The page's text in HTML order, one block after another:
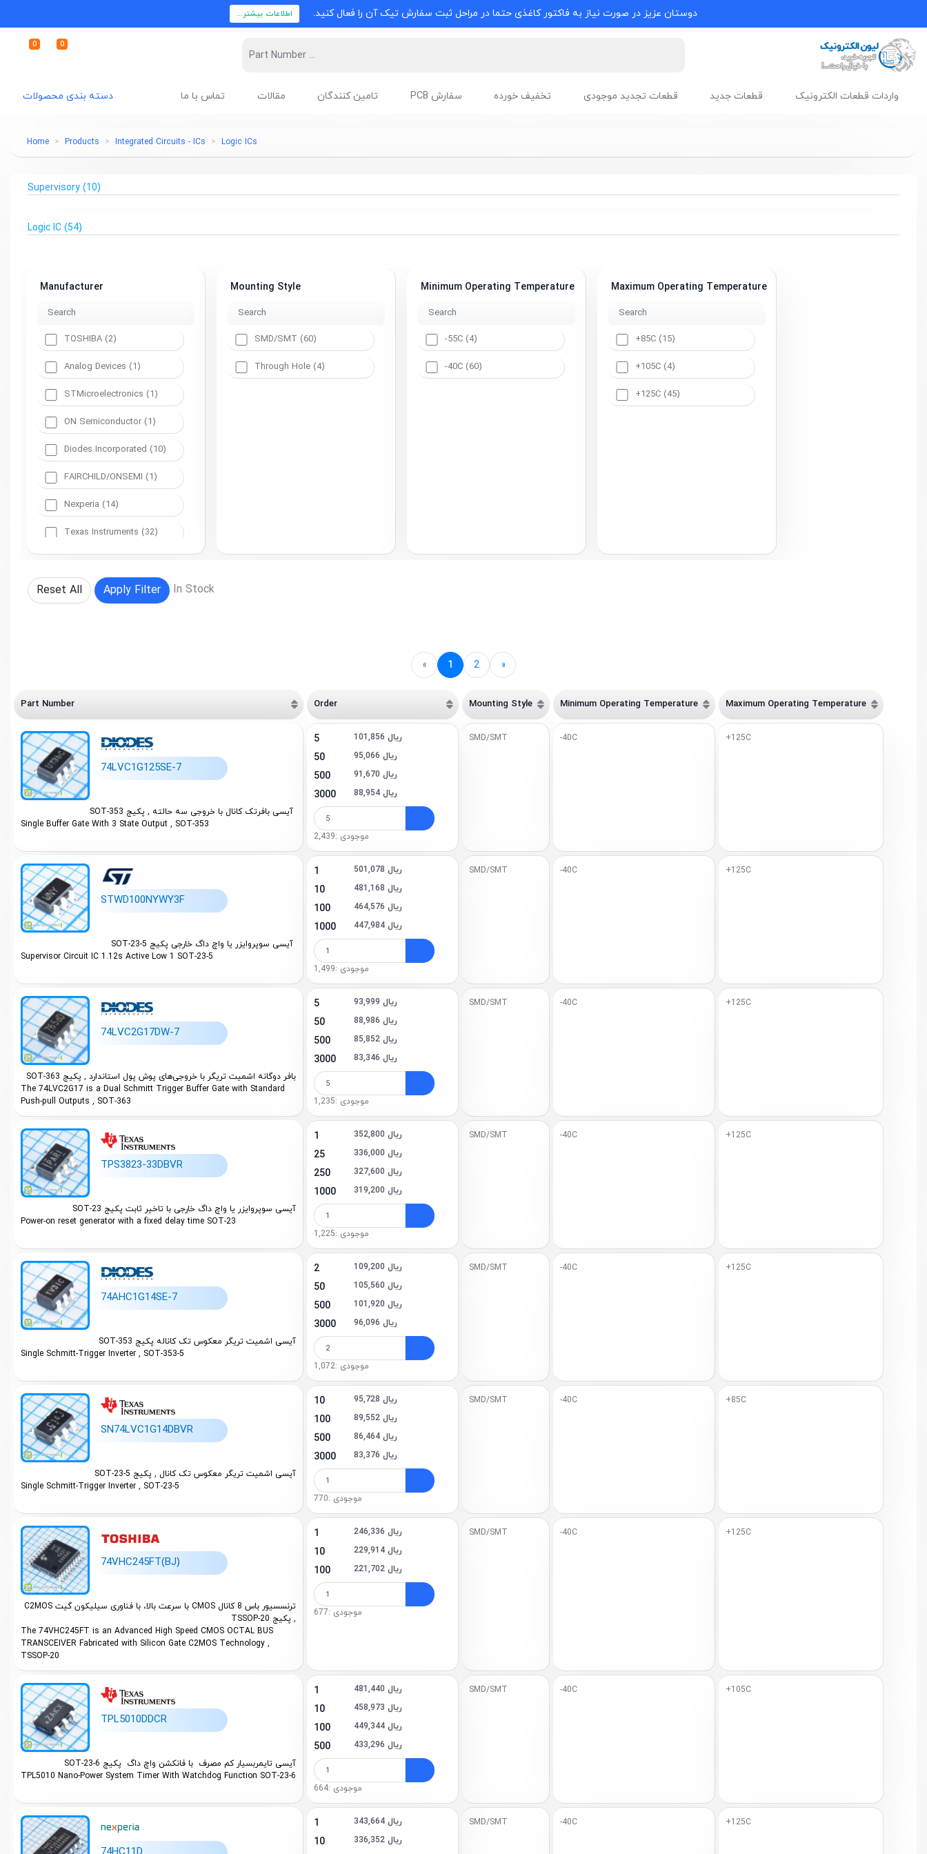
دوستان عزیز در صورت نیاز به فاکتور کاغذی حتما در مراحل ثبت سفارش تیک آن را فعال کنید. اطلاعات بیشتر...
0 0
دسته بندی محصولات واردات قطعات الکترونیک قطعات جدید قطعات تجدید موجودی تخفیف خورده سفارش PCB تامین کنندگان مقالات تماس با ما
Home Products Integrated Circuits - ICs Logic ICs
Supervisory (10)
Logic IC (54)
Manufacturer
TOSHIBA (2)
Analog Devices (1)
STMicroelectronics (1)
ON Semiconductor (1)
Diodes Incorporated (10)
FAIRCHILD/ONSEMI (1)
Nexperia (14)
Texas Instruments (32)
UMW (1)
Mounting Style
SMD/SMT (60)
Through Hole (4)
Minimum Operating Temperature
-55C (4)
-40C (60)
Maximum Operating Temperature
+85C (15)
+105C (4)
+125C (45)
Reset All Apply Filter In Stock
« 1 2 »
Part Number Order Mounting Style Minimum Operating Temperature Maximum Operating Temperature
74LVC1G125SE-7
آیسی بافرتک کانال با خروجی سه حالته , پکیج SOT-353
Single Buffer Gate With 3 State Output , SOT-353
5 101,856 ریال
50 95,066 ریال
500 91,670 ریال
3000 88,954 ریال
موجودی :2,439
SMD/SMT -40C +125C
STWD100NYWY3F
Supervisor Circuit IC 1.12s Active Low 1 SOT-23-5
1 501,078 ریال
10 481,168 ریال
100 464,576 ریال
1000 447,984 ریال
موجودی :1,499
SMD/SMT -40C +125C
74LVC2G17DW-7
بافر دوگانه اشمیت تریگر با خروجی‌های پوش‌ پول استاندارد , پکیج SOT-363
The 74LVC2G17 is a Dual Schmitt Trigger Buffer Gate with Standard
Push-pull Outputs , SOT-363
5 93,999 ریال
50 88,986 ریال
500 85,852 ریال
3000 83,346 ریال
موجودی :1,235
SMD/SMT -40C +125C
TPS3823-33DBVR
آیسی سوپروایزر یا واچ داگ خارجی با تاخیر ثابت پکیج SOT-23
Power-on reset generator with a fixed delay time SOT-23
1 352,800 ریال
25 336,000 ریال
250 327,600 ریال
1000 319,200 ریال
موجودی :1,225
SMD/SMT -40C +125C
74AHC1G14SE-7
آیسی اشمیت تریگر معکوس تک کاناله پکیج SOT-353
Single Schmitt-Trigger Inverter , SOT-353-5
2 109,200 ریال
50 105,560 ریال
500 101,920 ریال
3000 96,096 ریال
موجودی :1,072
SMD/SMT -40C +125C
SN74LVC1G14DBVR
آیسی اشمیت تریگر معکوس تک کانال , پکیج SOT-23-5
Single Schmitt-Trigger Inverter , SOT-23-5
10 95,728 ریال
100 89,552 ریال
500 86,464 ریال
3000 83,376 ریال
موجودی :770
SMD/SMT -40C +85C
74VHC245FT(BJ)
ترنسسیور باس 8 کانال CMOS با سرعت بالا، با فناوری سیلیکون گیت C2MOS
, پکیج TSSOP-20
The 74VHC245FT is an Advanced High Speed CMOS OCTAL BUS
TRANSCEIVER Fabricated with Silicon Gate C2MOS Technology ,
TSSOP-20
1 246,336 ریال
10 229,914 ریال
100 221,702 ریال
موجودی :677
SMD/SMT -40C +125C
TPL5010DDCR
آیسی تایمربسیار کم مصرف با فانکشن واچ داگ پکیج SOT-23-6
TPL5010 Nano-Power System Timer With Watchdog Function SOT-23-6
1 481,440 ریال
10 458,973 ریال
100 449,344 ریال
500 433,296 ریال
موجودی :664
SMD/SMT -40C +105C
1 343,664 ریال
10
336,352 ریال
SMD/SMT -40C +125C